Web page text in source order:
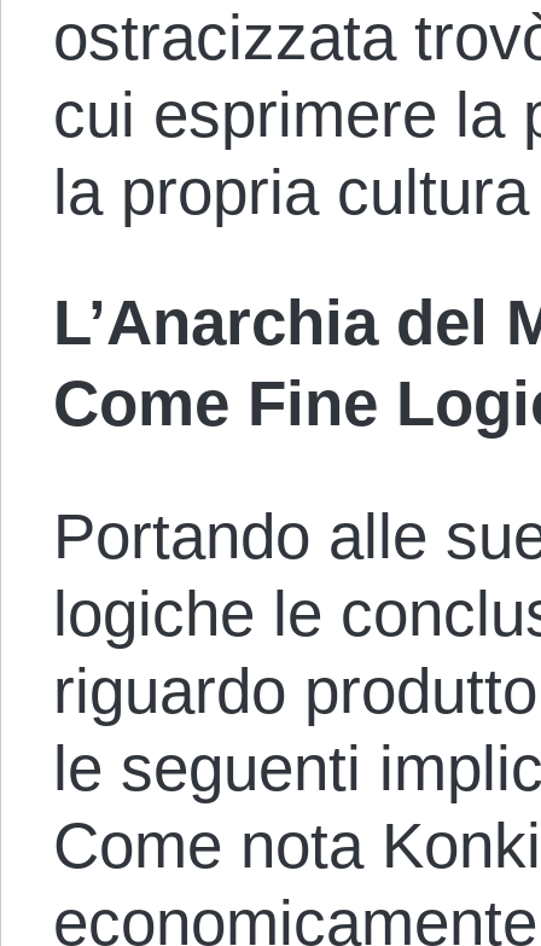
ostracizzata
cui esprimere la
la propria
L’Anarchia del
Come Fine
Portando alle
logiche le
riguardo
le seguenti
Come nota